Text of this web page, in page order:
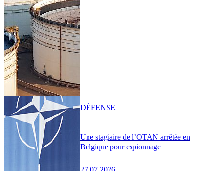
Une stagiaire de l’OTAN arrêtée en
Belgique pour espionnage
DÉFENSE